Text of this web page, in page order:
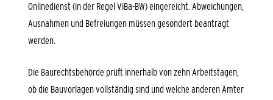
Onlinedienst (in der Regel ViBa-BW) eingereicht. Abweichungen,
Ausnahmen und Befreiungen müssen gesondert beantragt
werden.
Die Baurechtsbehörde prüft innerhalb von zehn Arbeitstagen,
ob die Bauvorlagen vollständig sind und welche anderen Ämter